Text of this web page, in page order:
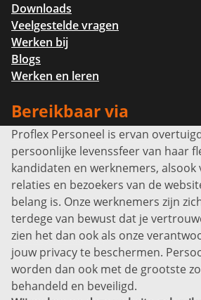
Downloads
Veelgestelde vragen
Werken bij
Blogs
Werken en leren
Bereikbaar via
Info@proflexpersoneel.nl
Bel ons:+31 (0)85 0450040
Prins Willem-Alexanderlaan 301
7311 SW Apeldoorn
Disclaimer
Privacyverklaring
Sitemap
Copyright
Proflex Personeel is ervan
persoonlijke levenssfeer van haar
kandidaten en werknemers, alsook
relaties en bezoekers van de
belang is. Onze werknemers zijn
terdege van bewust dat je
zien het dan ook als onze
jouw privacy te beschermen.
worden dan ook met de grootste
behandeld en beveiligd.